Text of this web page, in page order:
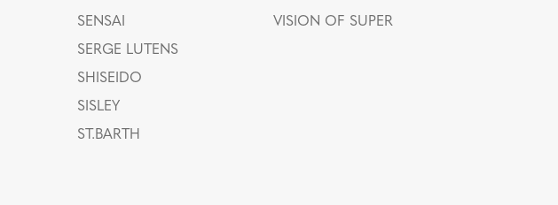
SENSAI
SERGE LUTENS
SHISEIDO
SISLEY
ST.BARTH
VISION OF SUPER